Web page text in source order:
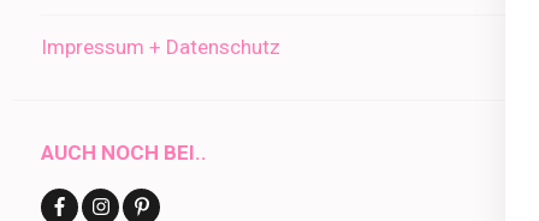
Impressum + Datenschutz
AUCH NOCH BEI..